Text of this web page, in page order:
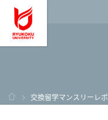
ホーム
交換留学マンスリーレ